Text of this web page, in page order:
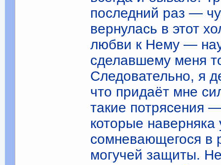
последний раз —
вернулась в этот
любви к Нему —
сделавшему меня
Следовательно, я
что придаёт мне
такие потрясения
которые
сомневающегося в
могучей защиты.